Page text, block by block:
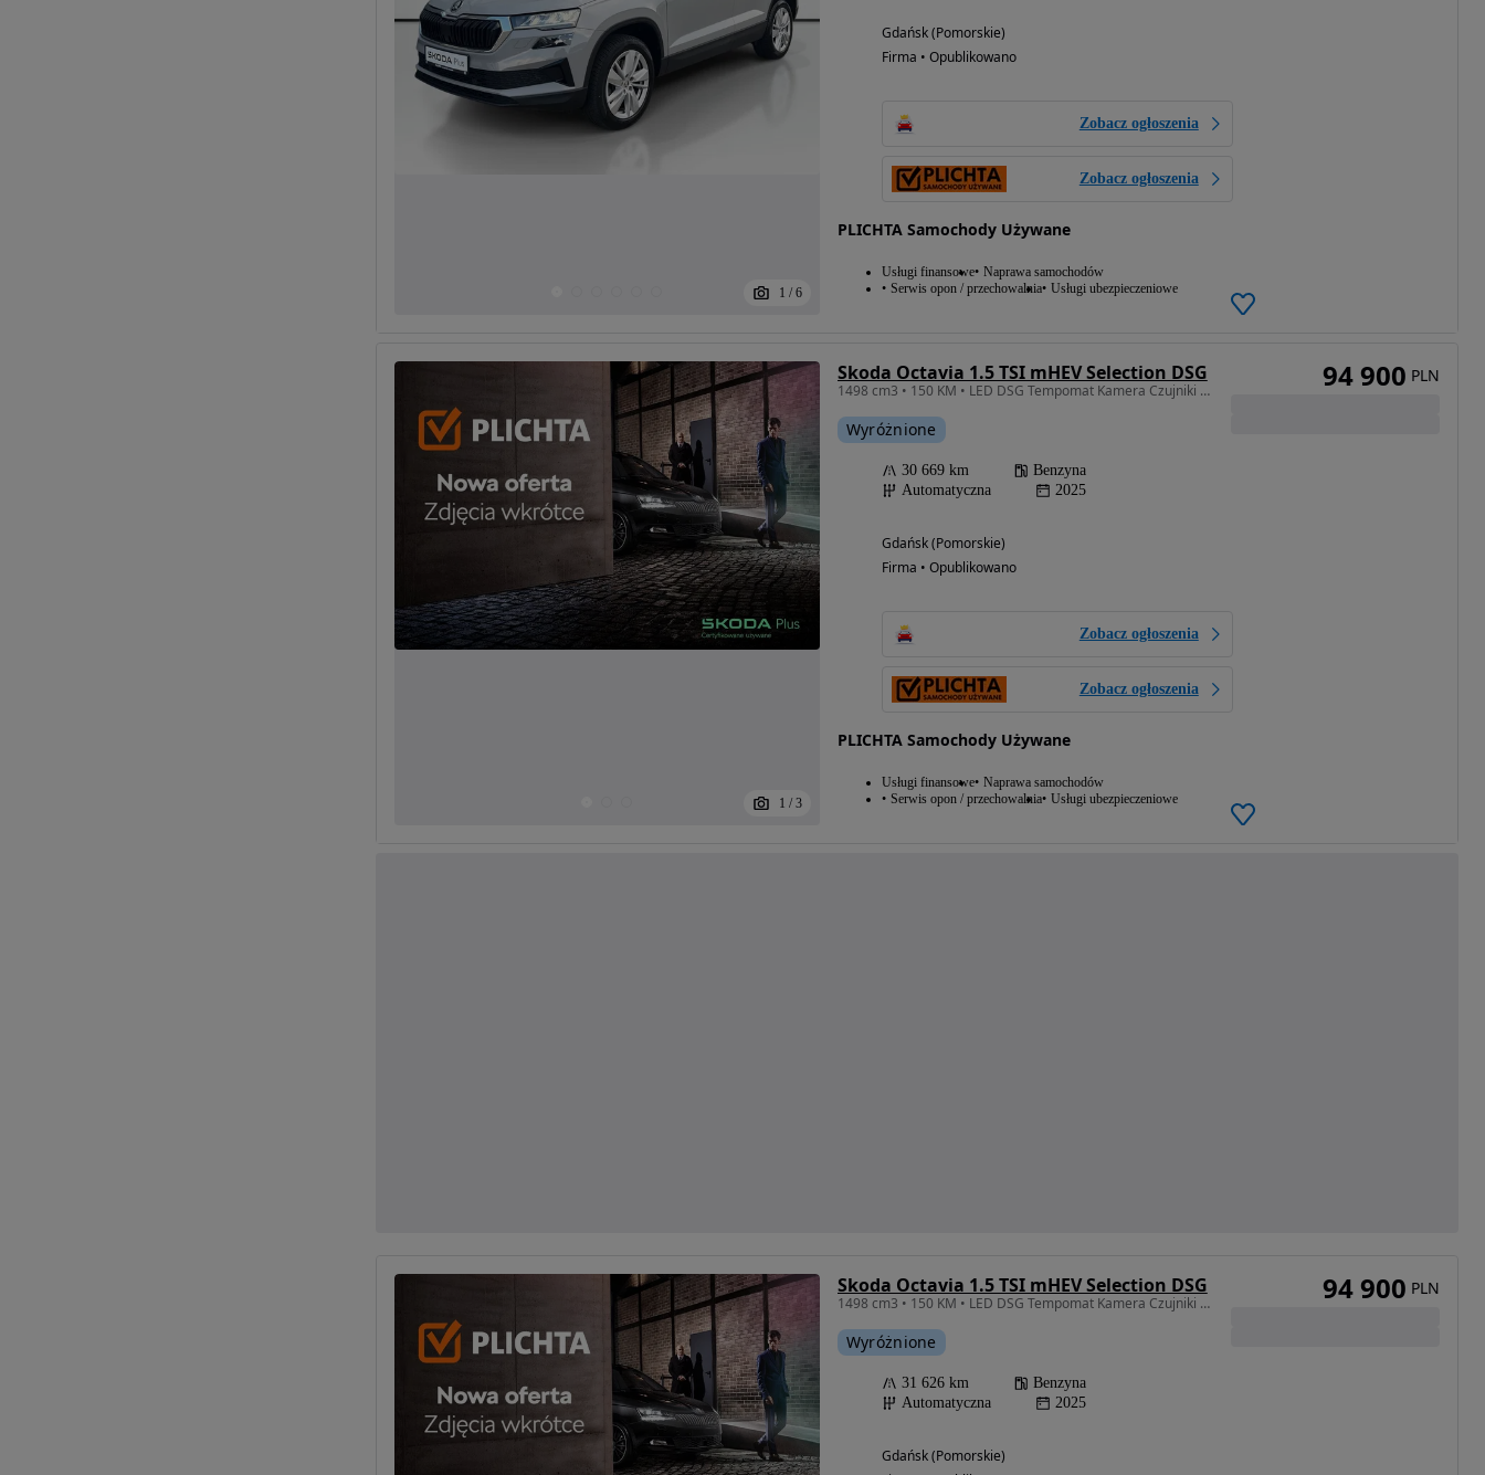
1 / 6
Gdańsk (Pomorskie)
Firma • Opublikowano
Zobacz ogłoszenia
Zobacz ogłoszenia
PLICHTA Samochody Używane
Usługi finansowe Naprawa samochodów
Serwis opon / przechowalnia Usługi ubezpieczeniowe
1 / 3
Skoda Octavia 1.5 TSI mHEV Selection DSG
1498 cm3 • 150 KM • LED DSG Tempomat Kamera Czujniki cofania Smartlink Podgrz. foteleFV23%
Wyróżnione
30 669 km
Benzyna
Automatyczna
2025
Gdańsk (Pomorskie)
Firma • Opublikowano
Zobacz ogłoszenia
Zobacz ogłoszenia
PLICHTA Samochody Używane
Usługi finansowe Naprawa samochodów
Serwis opon / przechowalnia Usługi ubezpieczeniowe
94 900 PLN
Skoda Octavia 1.5 TSI mHEV Selection DSG
1498 cm3 • 150 KM • LED DSG Tempomat Kamera Czujniki cofania Smartlink Podgrz. foteleFV23%
Wyróżnione
31 626 km
Benzyna
Automatyczna
2025
Gdańsk (Pomorskie)
94 900 PLN